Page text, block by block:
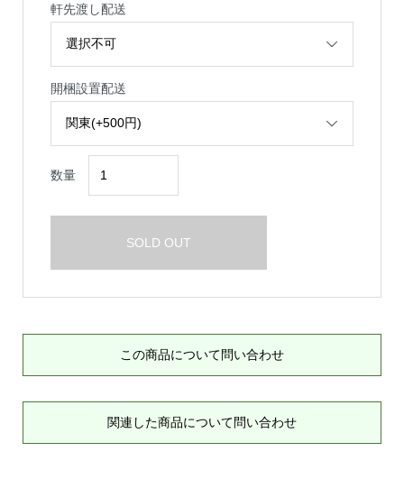
軒先渡し配送
開梱設置配送
数量
SOLD OUT
この商品について問い合わせ
関連した商品について問い合わせ